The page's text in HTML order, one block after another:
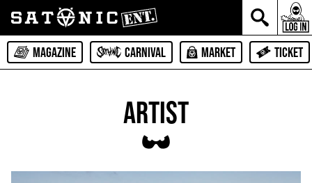
MAGAZINE CARNIVAL MARKET TICKET
ARTIST